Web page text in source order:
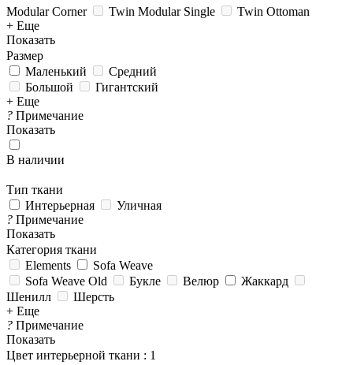
Modular Corner
Twin Modular Single
Twin Ottoman
+ Еще
Показать
Размер
Маленький
Средний
Большой
Гигантский
+ Еще
? Примечание
Показать
В наличии
Тип ткани
Интерьерная
Уличная
? Примечание
Показать
Категория ткани
Elements
Sofa Weave
Sofa Weave Old
Букле Велюр
Жаккард
Шенилл
Шерсть
+ Еще
? Примечание
Показать
Цвет интерьерной ткани : 1